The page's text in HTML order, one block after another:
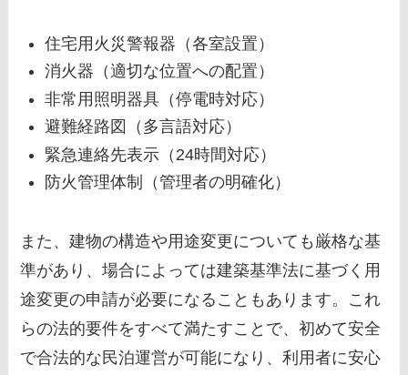
住宅用火災警報器（各室設置）
消火器（適切な位置への配置）
非常用照明器具（停電時対応）
避難経路図（多言語対応）
緊急連絡先表示（24時間対応）
防火管理体制（管理者の明確化）
また、建物の構造や用途変更についても厳格な基
準があり、場合によっては建築基準法に基づく用
途変更の申請が必要になることもあります。これ
らの法的要件をすべて満たすことで、初めて安全
で合法的な民泊運営が可能になり、利用者に安心